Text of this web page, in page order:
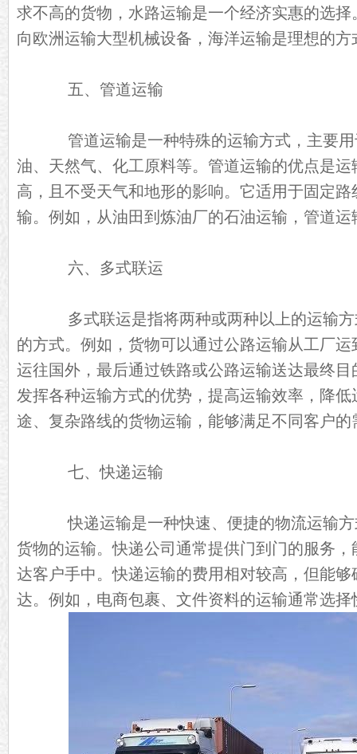
求不高的货物，水路运输是一个经济实惠的选
向欧洲运输大型机械设备，海洋运输是理想的方
五、管道运输
管道运输是一种特殊的运输方式，主要用
油、天然气、化工原料等。管道运输的优点是
高，且不受天气和地形的影响。它适用于固定
输。例如，从油田到炼油厂的石油运输，管道运
六、多式联运
多式联运是指将两种或两种以上的运输方
的方式。例如，货物可以通过公路运输从工厂
运往国外，最后通过铁路或公路运输送达最终
发挥各种运输方式的优势，提高运输效率，降
途、复杂路线的货物运输，能够满足不同客户的
七、快递运输
快递运输是一种快速、便捷的物流运输方
货物的运输。快递公司通常提供门到门的服务
达客户手中。快递运输的费用相对较高，但能
达。例如，电商包裹、文件资料的运输通常选择